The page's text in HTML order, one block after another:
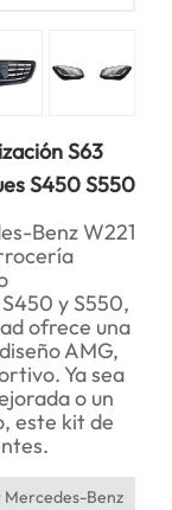
S63
S450 S550
Benz W221
y S550,
ofrece una
AMG,
Ya sea
o un
este kit de
Mercedes-Benz